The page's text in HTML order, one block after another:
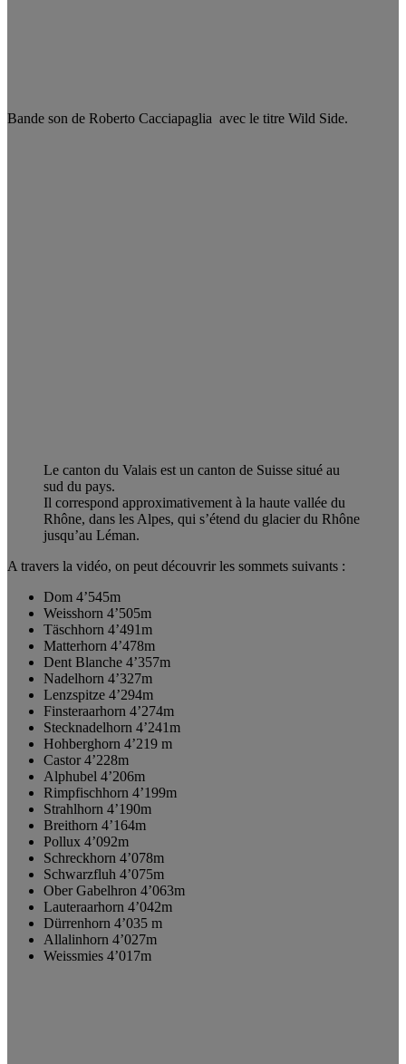
Bande son de Roberto Cacciapaglia avec le titre Wild Side.
Le canton du Valais est un canton de Suisse situé au
sud du pays.
Il correspond approximativement à la haute vallée du
Rhône, dans les Alpes, qui s’étend du glacier du Rhône
jusqu’au Léman.
A travers la vidéo, on peut découvrir les sommets suivants :
Dom 4’545m
Weisshorn 4’505m
Täschhorn 4’491m
Matterhorn 4’478m
Dent Blanche 4’357m
Nadelhorn 4’327m
Lenzspitze 4’294m
Finsteraarhorn 4’274m
Stecknadelhorn 4’241m
Hohberghorn 4’219 m
Castor 4’228m
Alphubel 4’206m
Rimpfischhorn 4’199m
Strahlhorn 4’190m
Breithorn 4’164m
Pollux 4’092m
Schreckhorn 4’078m
Schwarzfluh 4’075m
Ober Gabelhron 4’063m
Lauteraarhorn 4’042m
Dürrenhorn 4’035 m
Allalinhorn 4’027m
Weissmies 4’017m